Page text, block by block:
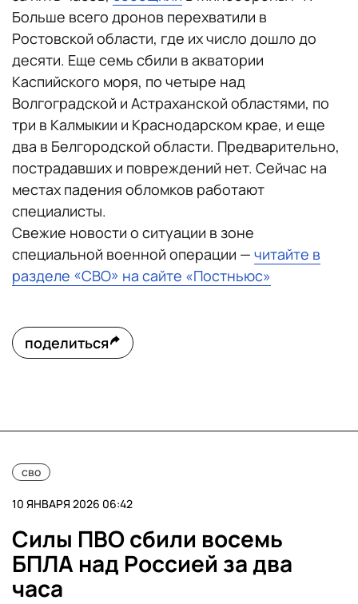
Больше всего дронов перехватили в
Ростовской области, где их число дошло до
десяти. Еще семь сбили в акватории
Каспийского моря, по четыре над
Волгоградской и Астраханской областями, по
три в Калмыкии и Краснодарском крае, и еще
два в Белгородской области. Предварительно,
пострадавших и повреждений нет. Сейчас на
местах падения обломков работают
специалисты.
Свежие новости о ситуации в зоне
специальной военной операции — читайте в
разделе «СВО» на сайте «Постньюс»
поделиться
сво
10 ЯНВАРЯ 2026 06:42
Силы ПВО сбили восемь
БПЛА над Россией за два
часа